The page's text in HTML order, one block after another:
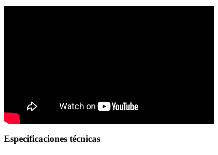
Especificaciones técnicas